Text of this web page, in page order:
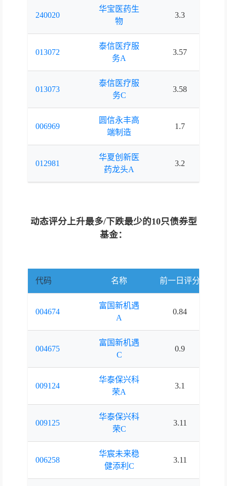
240020
华宝医药生
物
3.3
013072
泰信医疗服
务A
3.57
013073
泰信医疗服
务C
3.58
006969
圆信永丰高
端制造
1.7
012981
华夏创新医
药龙头A
3.2
动态评分上升最多/下跌最少的10只债券型
基金：
代码 名称 前一日评分
004674
富国新机遇
A
0.84
004675
富国新机遇
C
0.9
009124
华泰保兴科
荣A
3.1
009125
华泰保兴科
荣C
3.11
006258
华宸未来稳
健添利C
3.11